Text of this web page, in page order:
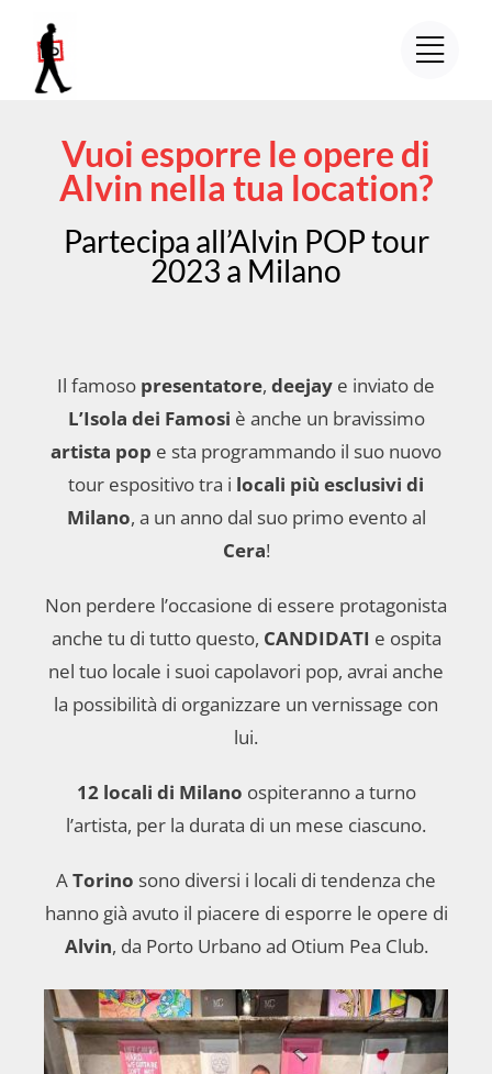
contenuto
Vuoi esporre le opere di
Alvin nella tua location?
Partecipa all’Alvin POP tour
2023 a Milano
Il famoso presentatore, deejay e inviato de
L’Isola dei Famosi è anche un bravissimo
artista pop e sta programmando il suo nuovo
tour espositivo tra i locali più esclusivi di
Milano, a un anno dal suo primo evento al
Cera!
Non perdere l’occasione di essere protagonista
anche tu di tutto questo, CANDIDATI e ospita
nel tuo locale i suoi capolavori pop, avrai anche
la possibilità di organizzare un vernissage con
lui.
12 locali di Milano ospiteranno a turno
l’artista, per la durata di un mese ciascuno.
ATorino sono diversi i locali di tendenza che
hanno già avuto il piacere di esporre le opere di
Alvin, da Porto Urbano ad Otium Pea Club.